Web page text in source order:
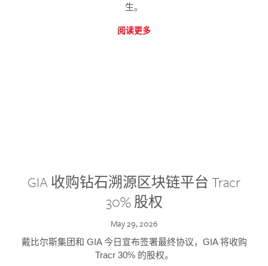
生。
阅读更多
GIA 收购钻石溯源区块链平台 Tracr
30% 股权
May 29, 2026
戴比尔斯集团和 GIA 今日宣布签署最终协议，GIA 将收购
Tracr 30% 的股权。